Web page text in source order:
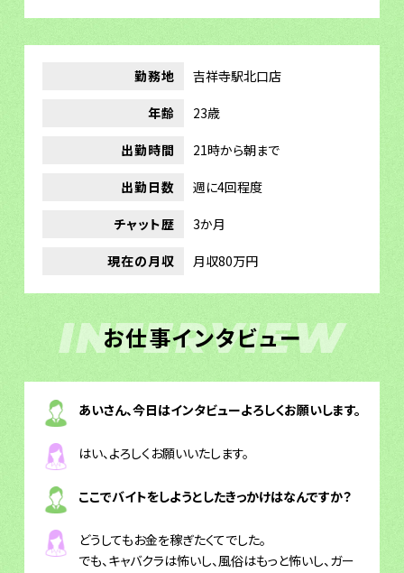
勤務地 吉祥寺駅北口店
年齢 23歳
出勤時間 21時から朝まで
出勤日数 週に4回程度
チャット歴 3か月
現在の月収 月収80万円
お仕事インタビュー
INTERVIEW
あいさん、今日はインタビューよろしくお願いします。
はい、よろしくお願いいたします。
ここでバイトをしようとしたきっかけはなんですか？
どうしてもお金を稼ぎたくてでした。
でも、キャバクラは怖いし、風俗はもっと怖いし、ガー